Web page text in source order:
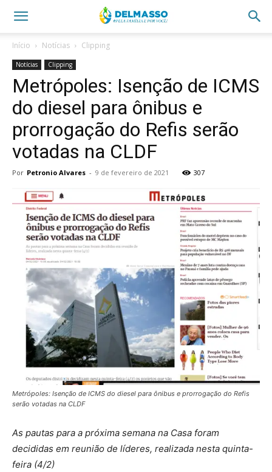
Início Notícias Clipping
Notícias Clipping
Metrópoles: Isenção de ICMS
do diesel para ônibus e
prorrogação do Refis serão
votadas na CLDF
Por Petronio Alvares - 9 de fevereiro de 2021 307
Metrópoles: Isenção de ICMS do diesel para ônibus e prorrogação do Refis
serão votadas na CLDF
As pautas para a próxima semana na Casa foram
decididas em reunião de líderes, realizada nesta quinta-
feira (4/2)